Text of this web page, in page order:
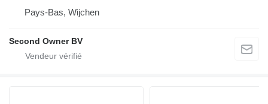
Pays-Bas, Wijchen
Second Owner BV